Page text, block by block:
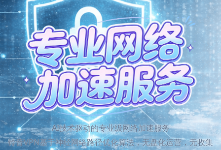
AI技术驱动的专业级网络加速服务
铃音VPN基于神经网络路径优化算法，无盘化运营，无收集